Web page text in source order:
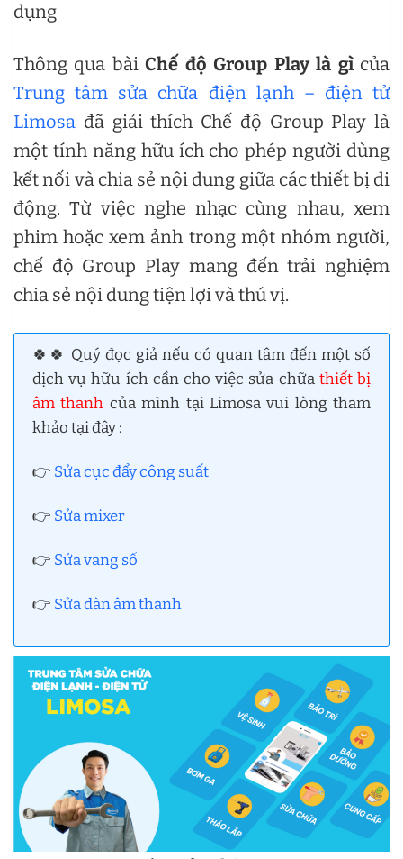
dụng
Thông qua bàiChế độ Group Play là gì của
Trung tâm sửa chữa điện lạnh – điện tử
Limosa đã giải thích Chế độ Group Play là
một tính năng hữu ích cho phép người dùng
kết nối và chia sẻ nội dung giữa các thiết bị di
động. Từ việc nghe nhạc cùng nhau, xem
phim hoặc xem ảnh trong một nhóm người,
chế độ Group Play mang đến trải nghiệm
chia sẻ nội dung tiện lợi và thú vị.
🍀🍀 Quý đọc giả nếu có quan tâm đến một số
dịch vụ hữu ích cần cho việc sửa chữa thiết bị
âm thanh của mình tại Limosa vui lòng tham
khảo tại đây :
👉 Sửa cục đẩy công suất
👉 Sửa mixer
👉 Sửa vang số
👉 Sửa dàn âm thanh